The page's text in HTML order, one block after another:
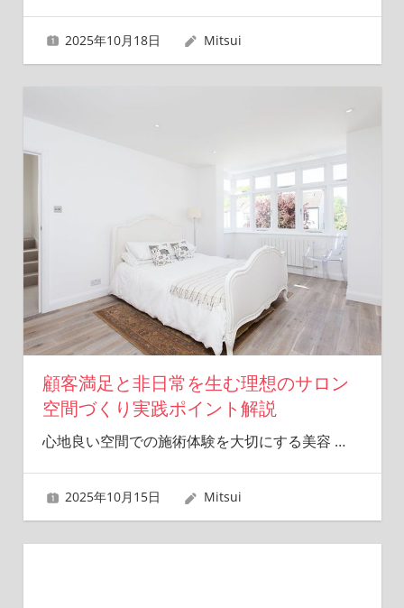
2025年10月18日 Mitsui
顧客満足と非日常を生む理想のサロン
空間づくり実践ポイント解説
心地良い空間での施術体験を大切にする美容 …
2025年10月15日 Mitsui